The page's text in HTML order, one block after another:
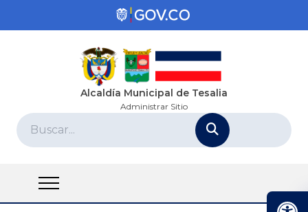
Alcaldía Municipal de Tesalia
Administrar Sitio